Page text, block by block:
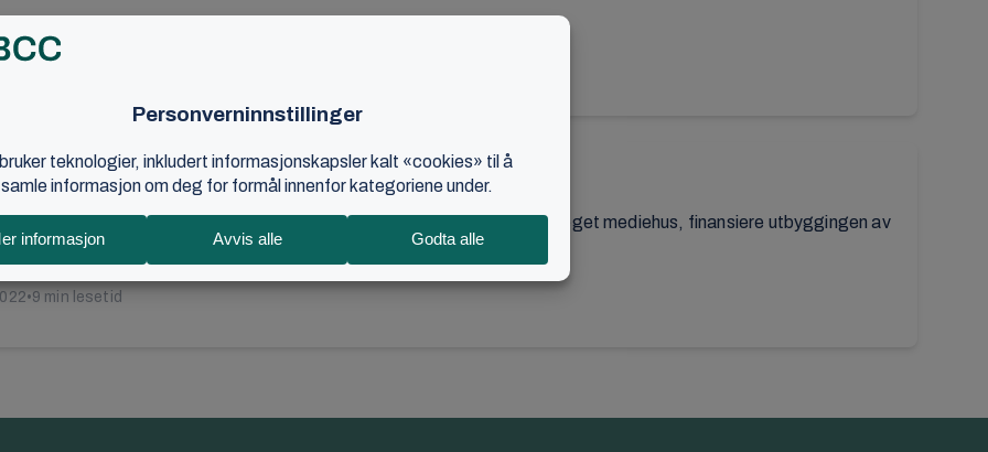
•4 min lesetid
i økonomistyringen
misjonsbefalingen har BCC satset offensivt gjennom flere tiår. Å drive eget mediehus, finansiere utbyggingen av
til ...
•9 min lesetid